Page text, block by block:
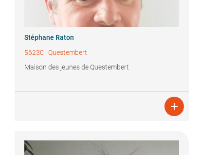
Stéphane Raton
56230 | Questembert
Maison des jeunes de Questembert
